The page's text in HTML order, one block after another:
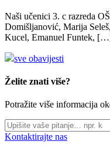
Naši učenici 3. c razreda
Domišljanović, Marija
Kucel, Emanuel Funtek,
sve obavijesti
Želite znati više?
Potražite više informacija
Kontaktirajte nas